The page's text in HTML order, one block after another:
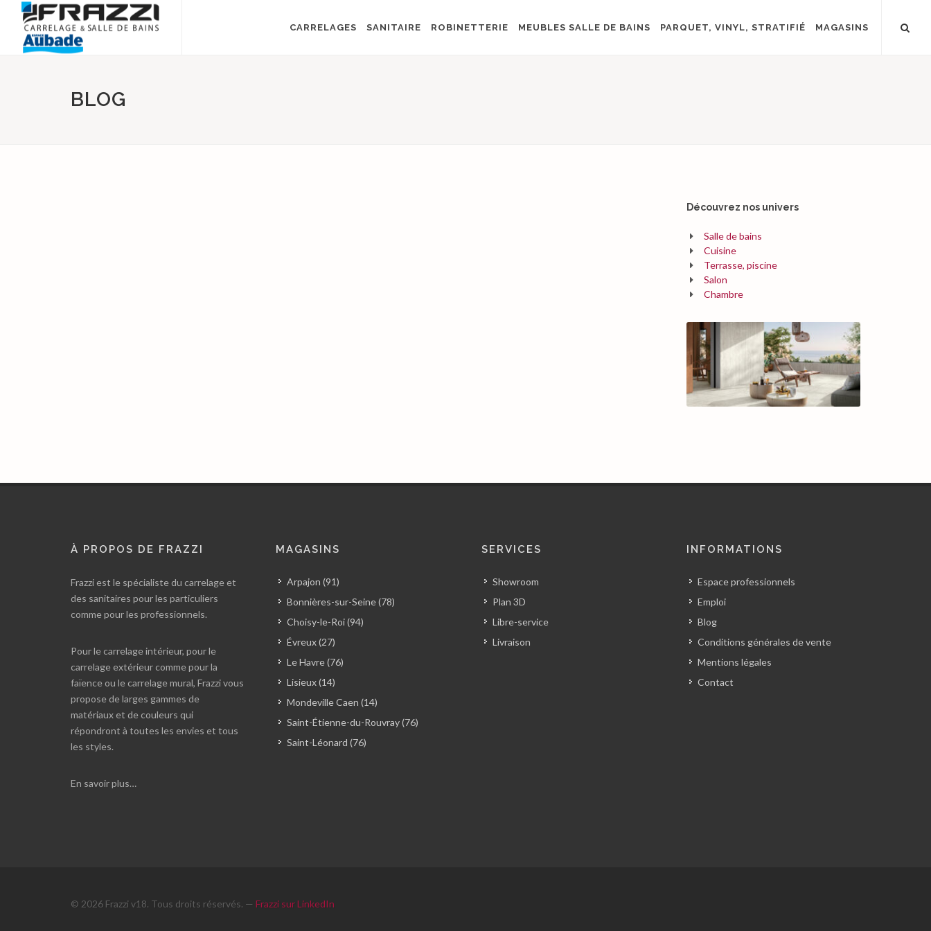
CARRELAGES SANITAIRE ROBINETTERIE MEUBLES SALLE DE BAINS PARQUET, VINYL, STRATIFIÉ MAGASINS
BLOG
Découvrez nos univers
Salle de bains
Cuisine
Terrasse, piscine
Salon
Chambre
À PROPOS DE FRAZZI
Frazzi est le spécialiste du carrelage et
des sanitaires pour les particuliers
comme pour les professionnels.
Pour le carrelage intérieur, pour le
carrelage extérieur comme pour la
faïence ou le carrelage mural, Frazzi vous
propose de larges gammes de
matériaux et de couleurs qui
répondront à toutes les envies et tous
les styles.
En savoir plus…
MAGASINS
Arpajon (91)
Bonnières-sur-Seine (78)
Choisy-le-Roi (94)
Évreux (27)
Le Havre (76)
Lisieux (14)
Mondeville Caen (14)
Saint-Étienne-du-Rouvray (76)
Saint-Léonard (76)
SERVICES
Showroom
Plan 3D
Libre-service
Livraison
INFORMATIONS
Espace professionnels
Emploi
Blog
Conditions générales de vente
Mentions légales
Contact
© 2026 Frazzi v18. Tous droits réservés. — Frazzi sur LinkedIn